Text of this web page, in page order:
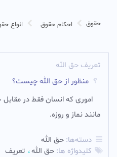
حقوق احکام حقوق انواع
تعریف حق الله
منظور از حق الله چیست؟
امورى كه انسان فقط در
مانند نماز و روزه.
دسته‌ها: حق الله
کلیدواژه ها: حق الله تعريف